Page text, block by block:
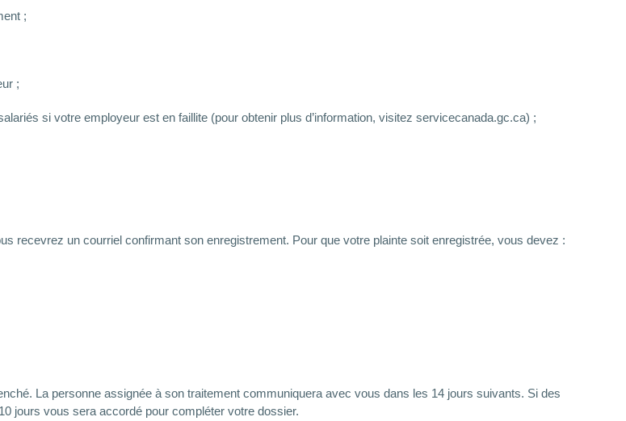
;
;
si votre employeur est en faillite (pour obtenir plus d’information, visitez servicecanada.gc.ca) ;
recevrez un courriel confirmant son enregistrement. Pour que votre plainte soit enregistrée, vous devez :
La personne assignée à son traitement communiquera avec vous dans les 14 jours suivants. Si des
jours vous sera accordé pour compléter votre dossier.